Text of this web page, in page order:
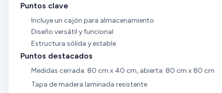
Puntos clave
Incluye un cajón para almacenamiento
Diseño versátil y funcional
Estructura sólida y estable
Puntos destacados
Medidas cerrada: 80 cm x 40 cm, abierta: 80 cm x 80 cm
Tapa de madera laminada resistente